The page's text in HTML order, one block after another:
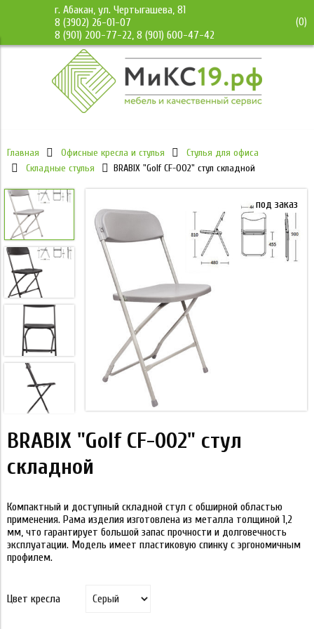
г. Абакан, ул. Чертыгашева, 81
8 (3902) 26-01-07
8 (901) 200-77-22, 8 (901) 600-47-42
(0)
Главная Офисные кресла и стулья
Стулья для офиса
Складные стулья
BRABIX "Golf CF-002" стул складной
под заказ
BRABIX "Golf CF-002" стул
складной
Компактный и доступный складной стул с обширной областью
применения. Рама изделия изготовлена из металла толщиной 1,2
мм, что гарантирует большой запас прочности и долговечность
эксплуатации. Модель имеет пластиковую спинку с эргономичным
профилем.
Цвет кресла